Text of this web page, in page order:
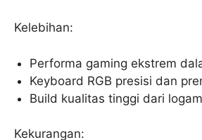
Kelebihan:
Performa gaming ekstrem
Keyboard RGB presisi dan
Build kualitas tinggi dari
Kekurangan: